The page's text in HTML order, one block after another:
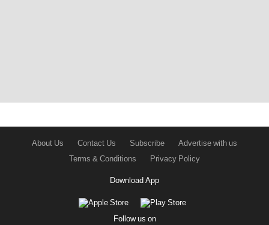
About Us Contact Us Subscribe
Advertise with us
Terms & Conditions
Privacy Policy
Download App
Follow us on